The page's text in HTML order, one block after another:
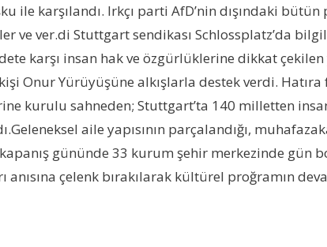
ile karşılandı. Irkçı parti AfD’nin dışındaki
ver.di Stuttgart sendikası Schlossplatz’da
karşı insan hak ve özgürlüklerine dikkat
Onur Yürüyüşüne alkışlarla destek verdi.
kurulu sahneden; Stuttgart’ta 140 milletten
aile yapısının parçalandığı,
gününde 33 kurum şehir merkezinde gün
çelenk bırakılarak kültürel proğramın